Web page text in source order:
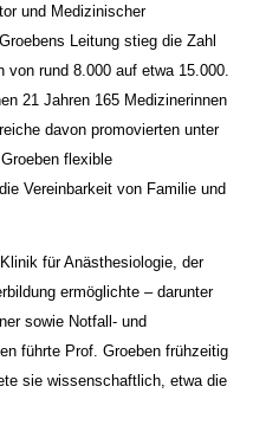
und Medizinischer
Leitung stieg die Zahl
rund 8.000 auf etwa 15.000.
21 Jahren 165 Medizinerinnen
davon promovierten unter
flexible
Vereinbarkeit von Familie und
für Anästhesiologie, der
ermöglichte – darunter
sowie Notfall- und
führte Prof. Groeben frühzeitig
sie wissenschaftlich, etwa die